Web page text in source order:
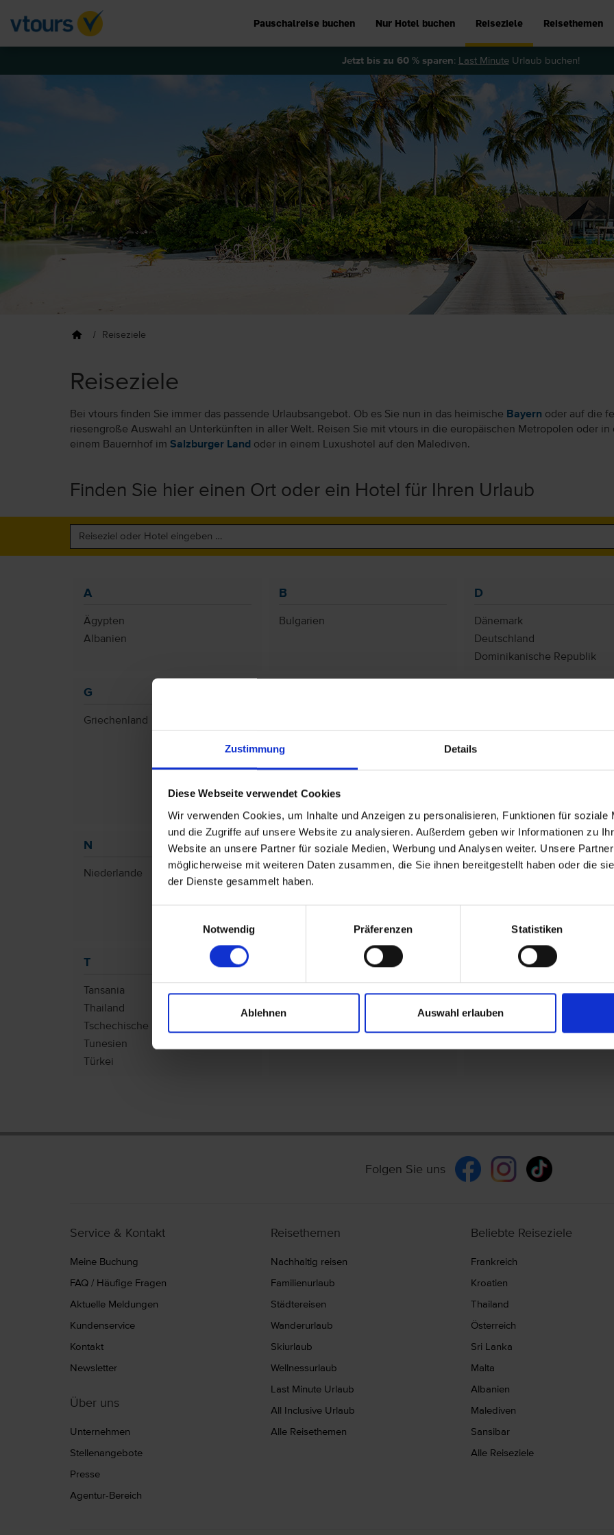
Zustimmung Details
Diese Webseite verwendet Cookies
Wir verwenden Cookies, um Inhalte und Anzeigen zu personalisieren, Funktionen für soziale
und die Zugriffe auf unsere Website zu analysieren. Außerdem geben wir Informationen zu
Website an unsere Partner für soziale Medien, Werbung und Analysen weiter. Unsere
möglicherweise mit weiteren Daten zusammen, die Sie ihnen bereitgestellt haben oder die
der Dienste gesammelt haben.
Notwendig
Präferenzen Statistiken
Ablehnen Auswahl erlauben
Pauschalreise buchen Nur Hotel buchen Reiseziele Reisethemen
Jetzt bis zu 60 % sparen: Last MinuteUrlaub buchen!
Reiseziele
Reiseziele
Bei vtours finden Sie immer das passende Urlaubsangebot. Ob es Sie nun in das heimische Bayern oder auf die
riesengroße Auswahl an Unterkünften in aller Welt. Reisen Sie mit vtours in die europäischen Metropolen oder
einem Bauernhof im Salzburger Land oder in einem Luxushotel auf den Malediven.
Finden Sie hier einen Ort oder ein Hotel für Ihren Urlaub
A
Ägypten
Albanien
B
Bulgarien
D
Dänemark
Deutschland
Dominikanische Republik
G
Griechenland
N
Niederlande
O P
Polen
T
Tansania
Thailand
Tschechische Republik
Tunesien
Türkei
USA
Ungarn
Vereinigte Arabische Emirate
Vereinigtes Königreich
Folgen Sie uns
Service & Kontakt
Meine Buchung
FAQ / Häufige Fragen
Aktuelle Meldungen
Kundenservice
Kontakt
Newsletter
Über uns
Unternehmen
Stellenangebote
Presse
Agentur-Bereich
Reisethemen
Nachhaltig reisen
Familienurlaub
Städtereisen
Wanderurlaub
Skiurlaub
Wellnessurlaub
Last Minute Urlaub
All Inclusive Urlaub
Alle Reisethemen
Beliebte Reiseziele
Frankreich
Kroatien
Thailand
Österreich
Sri Lanka
Malta
Albanien
Malediven
Sansibar
Alle Reiseziele